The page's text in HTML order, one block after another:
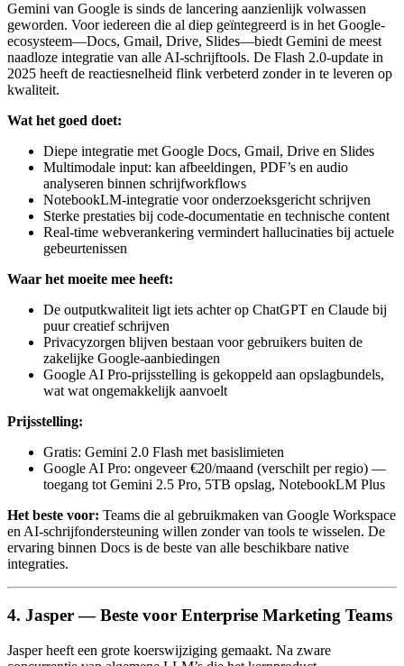
Gemini van Google is sinds de lancering aanzienlijk volwassen
geworden. Voor iedereen die al diep geïntegreerd is in het Google-
ecosysteem—Docs, Gmail, Drive, Slides—biedt Gemini de meest
naadloze integratie van alle AI-schrijftools. De Flash 2.0-update in
2025 heeft de reactiesnelheid flink verbeterd zonder in te leveren op
kwaliteit.
Wat het goed doet:
Diepe integratie met Google Docs, Gmail, Drive en Slides
Multimodale input: kan afbeeldingen, PDF’s en audio
analyseren binnen schrijfworkflows
NotebookLM-integratie voor onderzoeksgericht schrijven
Sterke prestaties bij code-documentatie en technische content
Real-time webverankering vermindert hallucinaties bij actuele
gebeurtenissen
Waar het moeite mee heeft:
De outputkwaliteit ligt iets achter op ChatGPT en Claude bij
puur creatief schrijven
Privacyzorgen blijven bestaan voor gebruikers buiten de
zakelijke Google-aanbiedingen
Google AI Pro-prijsstelling is gekoppeld aan opslagbundels,
wat wat ongemakkelijk aanvoelt
Prijsstelling:
Gratis: Gemini 2.0 Flash met basislimieten
Google AI Pro: ongeveer €20/maand (verschilt per regio) —
toegang tot Gemini 2.5 Pro, 5TB opslag, NotebookLM Plus
Het beste voor: Teams die al gebruikmaken van Google Workspace
en AI-schrijfondersteuning willen zonder van tools te wisselen. De
ervaring binnen Docs is de beste van alle beschikbare native
integraties.
4. Jasper — Beste voor Enterprise Marketing Teams
Jasper heeft een grote koerswijziging gemaakt. Na zware